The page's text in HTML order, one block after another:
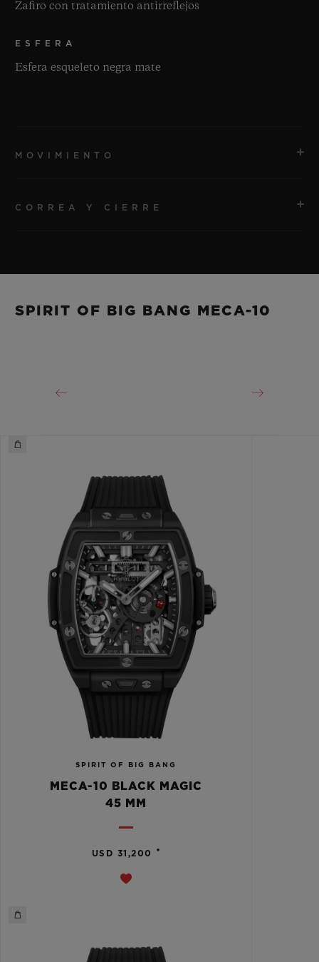
Zafiro con tratamiento antirreflejos
ESFERA
Esfera esqueleto negra mate
MOVIMIENTO
CORREA Y CIERRE
CORREA
SPIRIT OF BIG BANG MECA-10
SPIRIT OF BIG BANG
MECA-10 BLACK MAGIC
45 MM
USD 31,200 •